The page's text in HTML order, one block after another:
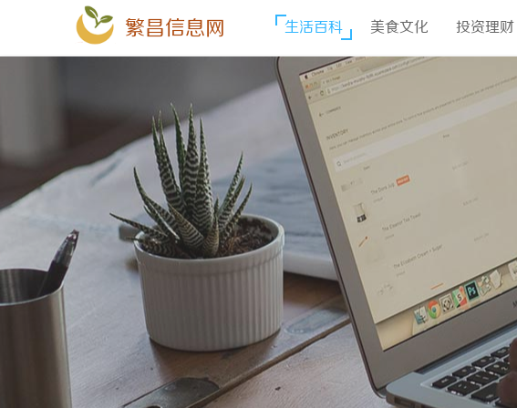
繁昌信息网 生活百科 美食文化 投资理财